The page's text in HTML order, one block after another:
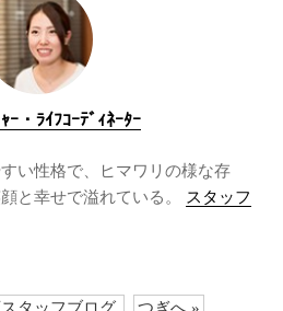
ｰ・ﾗｲﾌｺｰﾃﾞｨﾈｰﾀｰ
い性格で、ヒマワリの様な存
と幸せで溢れている。
スタッフ